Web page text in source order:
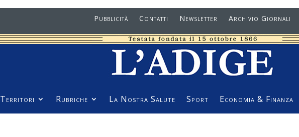
Pubblicità Contatti Newsletter Archivio Giornali
Territori Rubriche La Nostra Salute Sport Economia & Finanza